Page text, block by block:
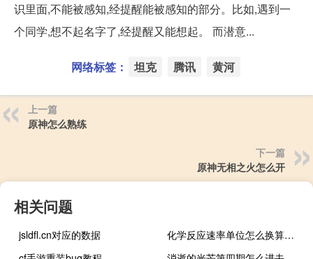
识里面,不能被感知,经提醒能被感知的部分。比如,遇到一
个同学,想不起名字了,经提醒又能想起。 而潜意...
网络标签： 坦克 腾讯 黄河
上一篇
原神怎么熟练
下一篇
原神无相之火怎么开
相关问题
jsldfl.cn对应的数据
化学反应速率单位怎么换算（化学反应速率单位）